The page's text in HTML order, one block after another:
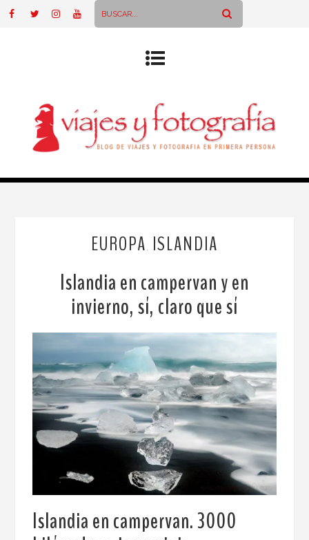
EUROPA ISLANDIA
Islandia en campervan y en
invierno, sí, claro que sí
Islandia en campervan. 3000